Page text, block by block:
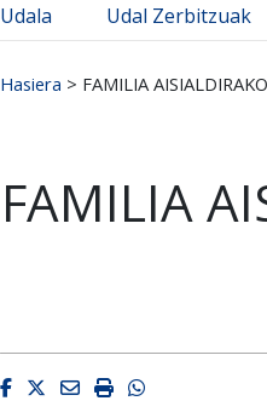
Udala Udal Zerbitzuak
Hasiera > FAMILIA
FAMILIA
Facebook
Twitter
EmailImprimirWhatsapp